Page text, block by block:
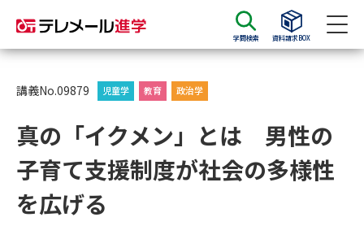
学問検索 資料請求BOX
資料請求
大学・短大の資料種類から請求
大学パンフ
講義No.09879 児童学 教育 政治学
真の「イクメン」とは 男性の
子育て支援制度が社会の多様性
を広げる